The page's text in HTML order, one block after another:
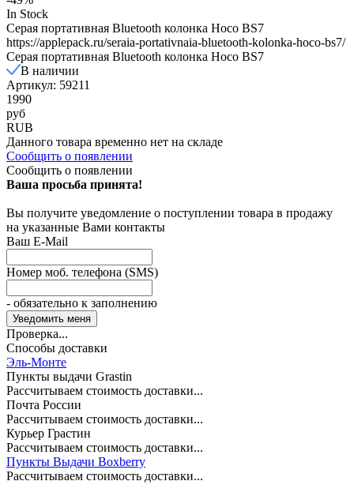
In Stock
Серая портативная Bluetooth колонка Hoco BS7
https://applepack.ru/seraia-portativnaia-bluetooth-kolonka-hoco-bs7/
Серая портативная Bluetooth колонка Hoco BS7
В наличии
Артикул: 59211
1990
руб
RUB
Данного товара временно нет на складе
Сообщить о появлении
Сообщить о появлении
Ваша просьба принята!
Вы получите уведомление о поступлении товара в продажу
на указанные Вами контакты
Ваш E-Mail
Номер моб. телефона (SMS)
- обязательно к заполнению
Проверка...
Способы доставки
Эль-Монте
Пункты выдачи Grastin
Рассчитываем стоимость доставки...
Почта России
Рассчитываем стоимость доставки...
Курьер Грастин
Рассчитываем стоимость доставки...
Пункты Выдачи Boxberry
Рассчитываем стоимость доставки...